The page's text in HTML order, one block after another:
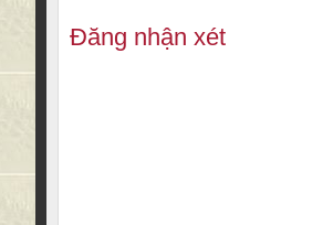
Đăng nhận xét